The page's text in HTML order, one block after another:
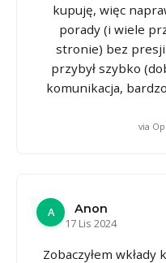
kupuję, więc
porady (i wiele
stronie) bez
przybył szybko
komunikacja,
via
A
Anon
17 Lis 2024
Zobaczyłem